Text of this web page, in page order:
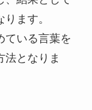
ます。
ている言葉を
法となりま